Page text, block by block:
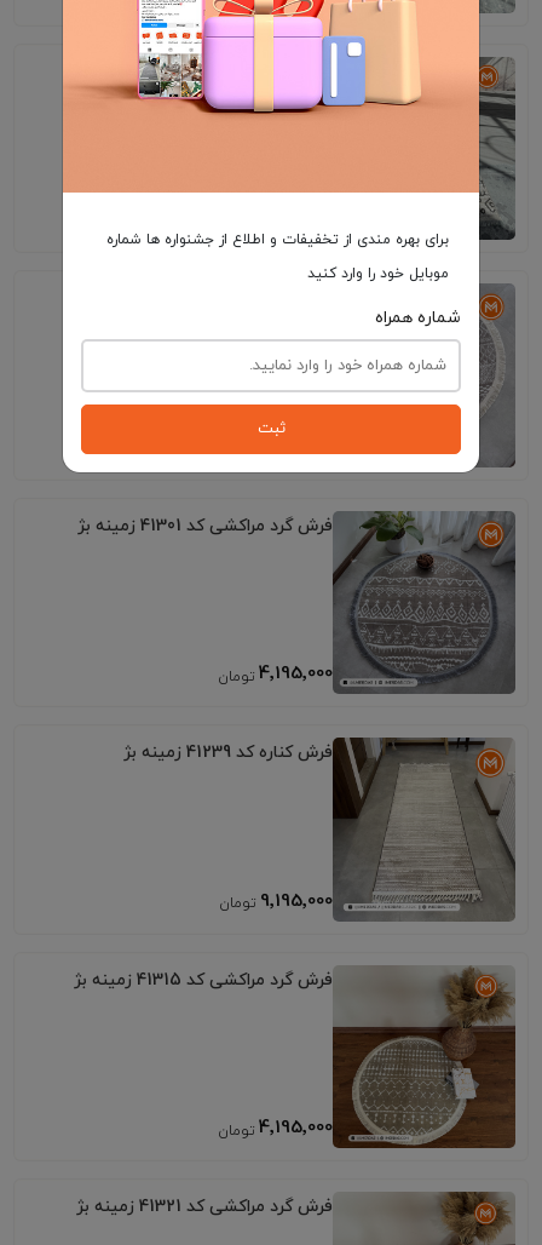
فرش گرد مراکشی کد 41301 زمینه بژ
4٬195٬000
فرش کناره کد 41239 زمینه بژ
9٬195٬000
فرش گرد مراکشی کد 41315 زمینه بژ
4٬195٬000
فرش گرد مراکشی کد 41321 زمینه بژ
برای بهره مندی از تخفیفات و اطلاع از جشنواره ها شماره
موبایل خود را وارد کنید
شماره همراه
ثبت